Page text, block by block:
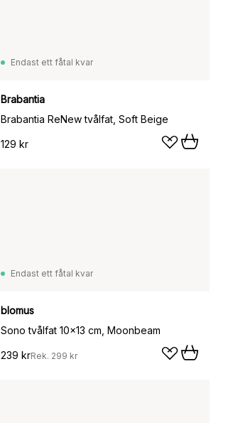
Endast ett fåtal kvar
Brabantia
Brabantia ReNew tvålfat, Soft Beige
129 kr
Endast ett fåtal kvar
blomus
Sono tvålfat 10x13 cm, Moonbeam
239 krRek. 299 kr